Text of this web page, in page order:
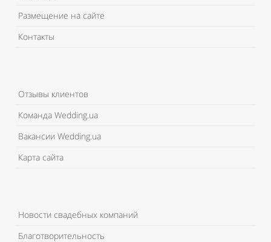
Размещение на сайте
Контакты
Отзывы клиентов
Команда Wedding.ua
Вакансии Wedding.ua
Карта сайта
Новости свадебных компаний
Благотворительность